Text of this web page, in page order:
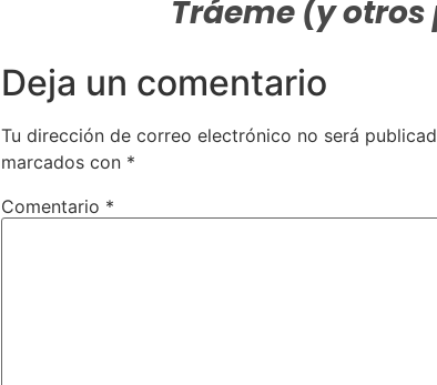
Tráeme (y
Deja un comentario
Tu dirección de correo electrónico no será
marcados con *
Comentario *